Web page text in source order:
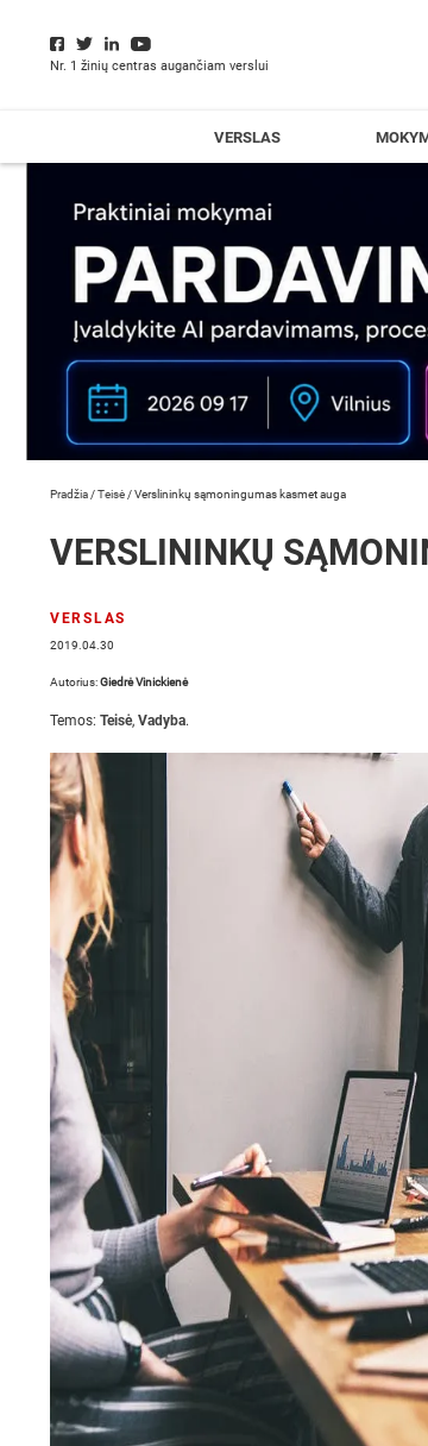
Nr. 1 žinių centras augančiam verslui
VERSLAS
Pradžia /Teisė /Verslininkų sąmoningumas kasmet auga
VERSLININKŲ
VERSLAS
2019.04.30
Autorius:Giedrė Vinickienė
Temos: Teisė, Vadyba.